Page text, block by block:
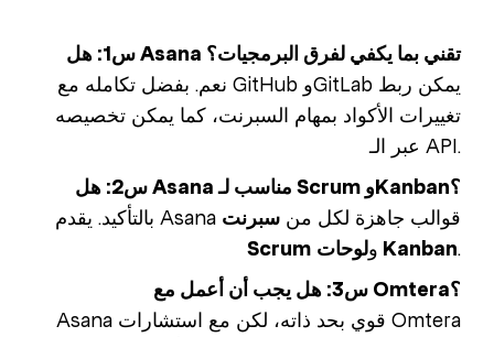
س1: هل Asana تقني بما يكفي لفرق البرمجيات؟
نعم. بفضل تكامله مع GitHub وGitLab يمكن ربط
تغييرات الأكواد بمهام السبرنت، كما يمكن تخصيصه
عبر الـ API.
س2: هل Asana مناسب لـ Scrum وKanban؟
بالتأكيد. يقدم Asana قوالب جاهزة لكل من سبرنت
Scrum
و لوحات Kanban.
س3: هل يجب أن أعمل مع Omtera؟
Asana قوي بحد ذاته، لكن مع استشارات Omtera